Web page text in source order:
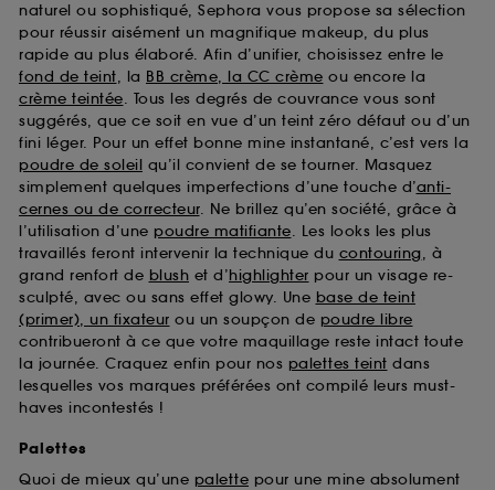
naturel ou sophistiqué, Sephora vous propose sa sélection
pour réussir aisément un magnifique makeup, du plus
rapide au plus élaboré. Afin d’unifier, choisissez entre le
fond de teint, la BB crème, la CC crème ou encore la
crème teintée. Tous les degrés de couvrance vous sont
suggérés, que ce soit en vue d’un teint zéro défaut ou d’un
fini léger. Pour un effet bonne mine instantané, c’est vers la
poudre de soleil qu’il convient de se tourner. Masquez
simplement quelques imperfections d’une touche d’anti-
cernes ou de correcteur. Ne brillez qu’en société, grâce à
l’utilisation d’une poudre matifiante. Les looks les plus
travaillés feront intervenir la technique du contouring, à
grand renfort de blush et d’highlighter pour un visage re-
sculpté, avec ou sans effet glowy. Une base de teint
(primer), un fixateur ou un soupçon de poudre libre
contribueront à ce que votre maquillage reste intact toute
la journée. Craquez enfin pour nos palettes teint dans
lesquelles vos marques préférées ont compilé leurs must-
haves incontestés !
Palettes
Quoi de mieux qu’une palette pour une mine absolument